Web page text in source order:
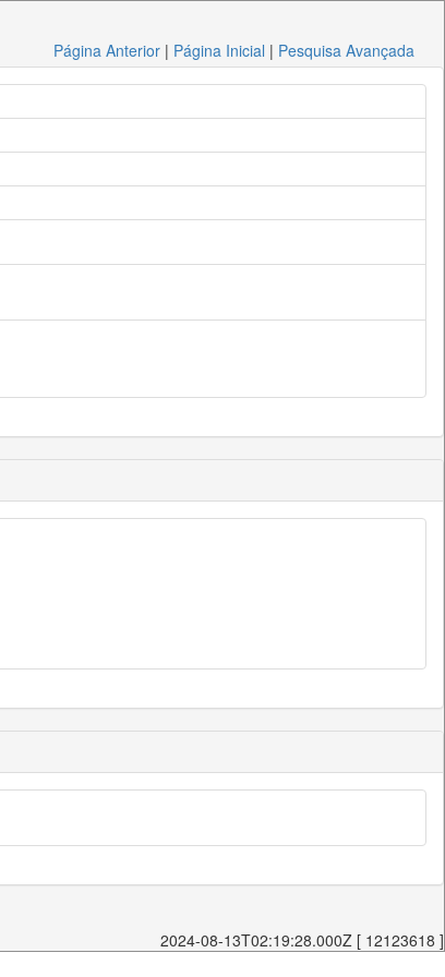
Página Anterior | Página Inicial | Pesquisa Avançada
2024-08-13T02:19:28.000Z [ 12123618 ]